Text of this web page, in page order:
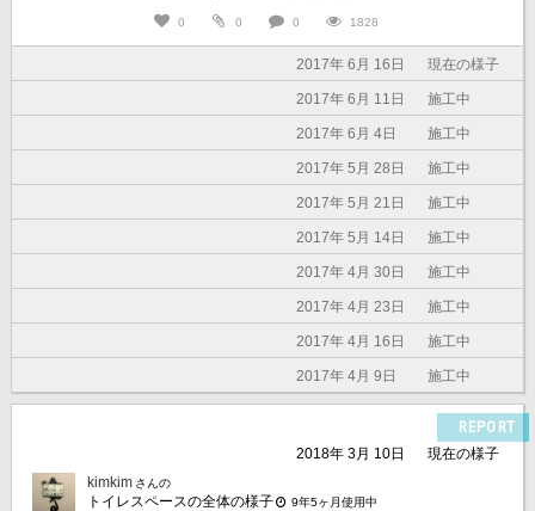
0 0 0 1828
2017年 6月 16日 現在の様子
2017年 6月 11日 施工中
2017年 6月 4日 施工中
2017年 5月 28日 施工中
2017年 5月 21日 施工中
2017年 5月 14日 施工中
2017年 4月 30日 施工中
2017年 4月 23日 施工中
2017年 4月 16日 施工中
2017年 4月 9日 施工中
REPORT
2018年 3月 10日
現在の様子
kimkim さんの
トイレスペースの全体の様子 9年5ヶ月使用中